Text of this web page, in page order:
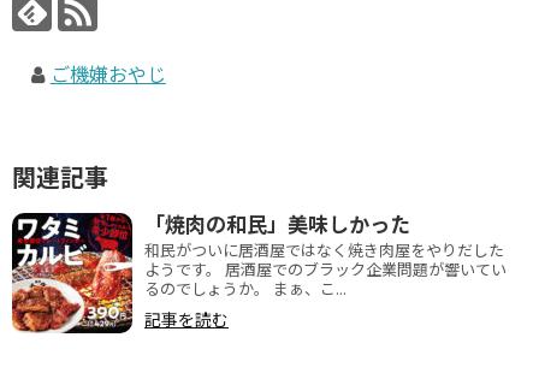
ご機嫌おやじ
関連記事
「焼肉の和民」美味しかった
和民がついに居酒屋ではなく焼き肉屋をやりだした
ようです。 居酒屋でのブラック企業問題が響いてい
るのでしょうか。 まぁ、こ...
記事を読む